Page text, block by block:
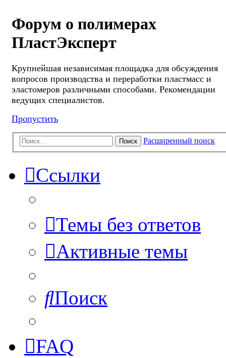
Форум о полимерах
ПластЭксперт
Крупнейшая независимая площадка для обсуждения
вопросов производства и переработки пластмасс и
эластомеров различными способами. Рекомендации
ведущих специалистов.
Пропустить
Поиск Расширенный поиск
Ссылки
Темы без ответов
Активные темы
Поиск
FAQ